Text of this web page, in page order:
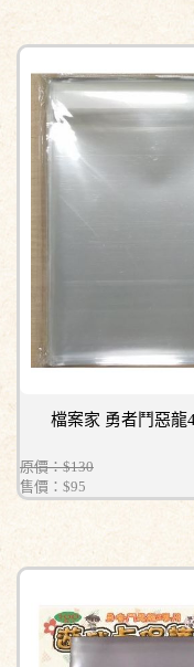
檔案家 勇者鬥惡龍
原價：$130
售價： $95